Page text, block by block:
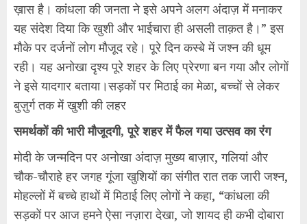
ख़ास है। कांधला की जनता ने इसे अपने अलग अंदाज़ में मनाकर
यह संदेश दिया कि खुशी और भाईचारा ही असली ताक़त है।” इस
मौके पर दर्जनों लोग मौजूद रहे। पूरे दिन कस्बे में जश्न की धूम
रही। यह अनोखा दृश्य पूरे शहर के लिए प्रेरणा बन गया और लोगों
ने इसे यादगार बताया।सड़कों पर मिठाई का मेळा, बच्चों से लेकर
बुज़ुर्ग तक में खुशी की लहर
समर्थकों की भारी मौजूदगी, पूरे शहर में फैल गया उत्सव का रंग
मोदी के जन्मदिन पर अनोखा अंदाज़ मुख्य बाज़ार, गलियां और
चौक-चौराहे हर जगह गूंजा खुशियों का संगीत रात तक जारी जश्न,
मोहल्लों में बच्चे हाथों में मिठाई लिए लोगों ने कहा, “कांधला की
सड़कों पर आज हमने ऐसा नज़ारा देखा, जो शायद ही कभी दोबारा